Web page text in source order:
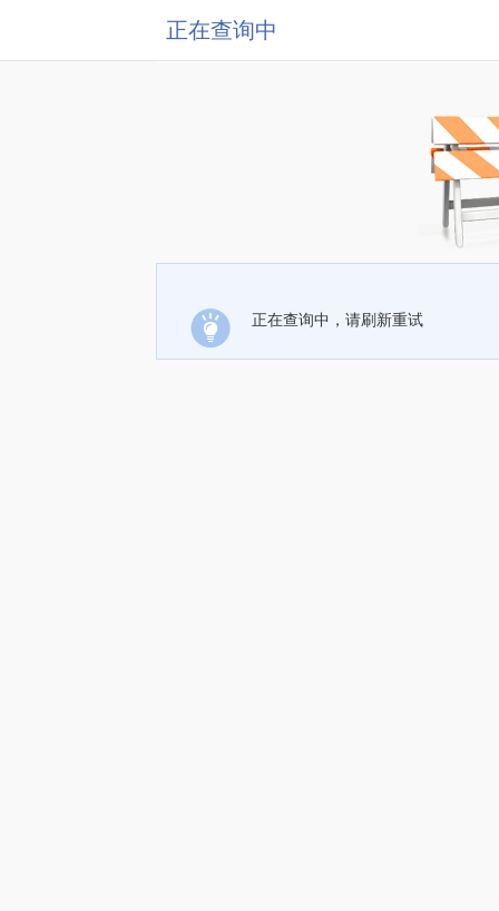
正在查询中
正在查询中，请刷新重试